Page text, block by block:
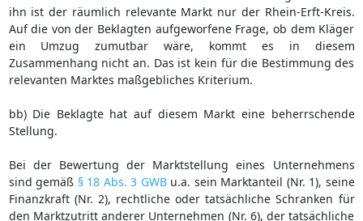
ihn ist der räumlich relevante Markt nur der Rhein-Erft-Kreis.
Auf die von der Beklagten aufgeworfene Frage, ob dem Kläger
ein Umzug zumutbar wäre, kommt es in diesem
Zusammenhang nicht an. Das ist kein für die Bestimmung des
relevanten Marktes maßgebliches Kriterium.
bb) Die Beklagte hat auf diesem Markt eine beherrschende
Stellung.
Bei der Bewertung der Marktstellung eines Unternehmens
sind gemäß § 18 Abs. 3 GWBu.a. sein Marktanteil (Nr. 1), seine
Finanzkraft (Nr. 2), rechtliche oder tatsächliche Schranken für
den Marktzutritt anderer Unternehmen (Nr. 6), der tatsächliche